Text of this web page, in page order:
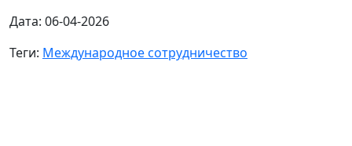
Дата: 06-04-2026
Теги: Международное сотрудничество